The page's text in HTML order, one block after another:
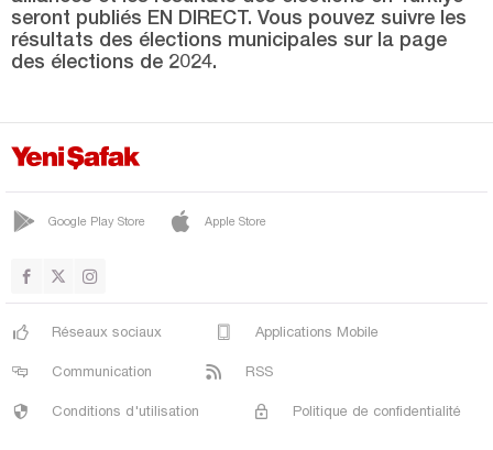
SİVRİCE
ÜÇOCAK
YURTBAŞI
Erzincan
Erzurum
Eskişehir
Gaziantep
Giresun
Gümüşhane
Hakkari
seront publiés EN DIRECT. Vous pouvez suivre les
résultats des élections municipales sur la page
des élections de 2024.
Google Play Store Apple Store
Réseaux sociaux Applications Mobile
Communication RSS
Conditions d'utilisation Politique de confidentialité